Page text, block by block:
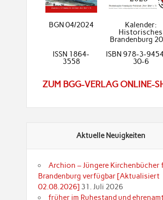
BGN 04/2024
Kalender:
Historisches
Brandenburg
ISSN 1864-
3558
ISBN 978-3-
30-6
ZUM BGG-VERLAG ONLINE-
Aktuelle Neuigkeiten
Archion – Jüngere Kirchenbücher
Brandenburg verfügbar [Aktualisiert
02.08.2026] 31. Juli 2026
früher im Ruhestand und